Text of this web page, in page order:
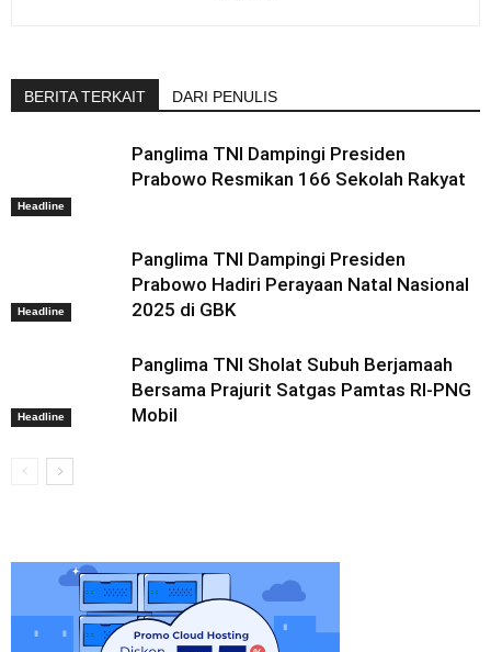
BERITA TERKAIT DARI PENULIS
Headline
Panglima TNI Dampingi Presiden
Prabowo Resmikan 166 Sekolah Rakyat
Headline
Panglima TNI Dampingi Presiden
Prabowo Hadiri Perayaan Natal Nasional
2025 di GBK
Headline
Panglima TNI Sholat Subuh Berjamaah
Bersama Prajurit Satgas Pamtas RI-PNG
Mobil